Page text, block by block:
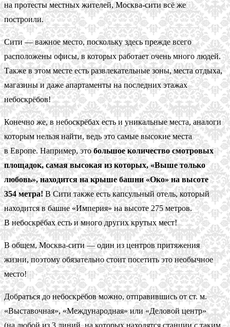
на протесты местных жителей, Москва-сити всё же
построили.
Сити — важное место, поскольку здесь прежде всего
расположены офисы, в которых работает очень много людей.
Также в этом месте есть развлекательные зоны, места отдыха,
магазины и даже апартаменты на последних этажах
небоскрёбов!
Конечно же, в небоскрёбах есть и уникальные места, аналоги
которым нельзя найти, ведь это самые высокие места
в Европе. Например, этобольшое количество смотровых
площадок, самая высокая из которых, «Выше только
любовь», находится на крыше башни «Око» на высоте
354 метра!В Сити также есть капсульный отель, который
находится в башне «Империя» на высоте 275 метров.
В небоскрёбах есть и много других крутых мест!
В общем, Москва-сити — один из центров притяжения
жизни, поэтому обязательно стоит посетить это необычное
место!
Добраться до небоскрёбов можно, отправившись от ст. м.
«Выставочная», «Международная» или «Деловой центр»
(на любой из 3 линий, на которых находятся станции с таким